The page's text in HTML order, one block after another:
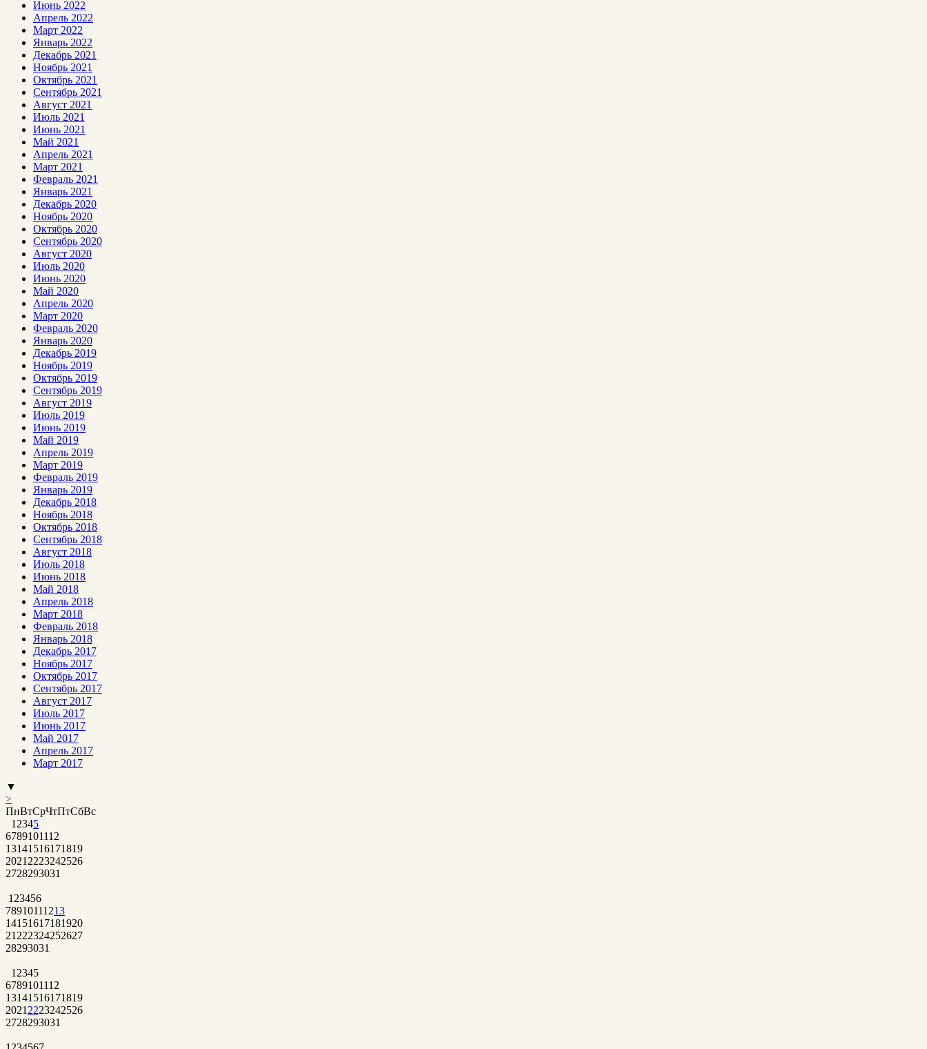
Июнь 2022
Апрель 2022
Март 2022
Январь 2022
Декабрь 2021
Ноябрь 2021
Октябрь 2021
Сентябрь 2021
Август 2021
Июль 2021
Июнь 2021
Май 2021
Апрель 2021
Март 2021
Февраль 2021
Январь 2021
Декабрь 2020
Ноябрь 2020
Октябрь 2020
Сентябрь 2020
Август 2020
Июль 2020
Июнь 2020
Май 2020
Апрель 2020
Март 2020
Февраль 2020
Январь 2020
Декабрь 2019
Ноябрь 2019
Октябрь 2019
Сентябрь 2019
Август 2019
Июль 2019
Июнь 2019
Май 2019
Апрель 2019
Март 2019
Февраль 2019
Январь 2019
Декабрь 2018
Ноябрь 2018
Октябрь 2018
Сентябрь 2018
Август 2018
Июль 2018
Июнь 2018
Май 2018
Апрель 2018
Март 2018
Февраль 2018
Январь 2018
Декабрь 2017
Ноябрь 2017
Октябрь 2017
Сентябрь 2017
Август 2017
Июль 2017
Июнь 2017
Май 2017
Апрель 2017
Март 2017
▼
>
ПнВтСрЧтПтСбВс
1 2345
6789101112
13141516171819
2021 2223242526
2728293031
1 23456
78910111213
14151617181920
21 222324252627
28293031
1 2345
6789101112
13141516171819
2021 2223242526
2728293031